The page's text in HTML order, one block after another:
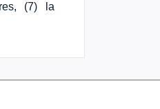
(7) la